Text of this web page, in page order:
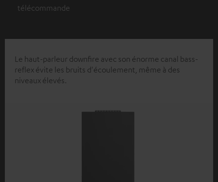
télécommande
Le haut-parleur downfire avec son énorme canal bass-
reflex évite les bruits d'écoulement, même à des
niveaux élevés.